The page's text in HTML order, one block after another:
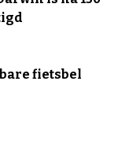
fietsbel